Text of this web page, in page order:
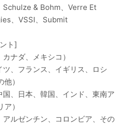
Schulze & Bohm、Verre Et
、VSSI、Submit
ト]
ナダ、メキシコ）
、フランス、イギリス、ロシ
）
、日本、韓国、インド、東南ア
）
アルゼンチン、コロンビア、その